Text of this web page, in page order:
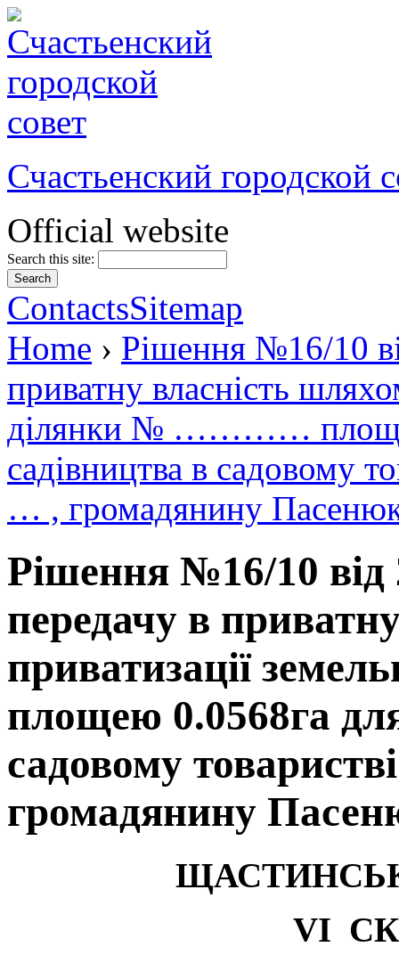
Счастьенский городской
Official website
Search this site:
ContactsSitemap
Home › Рішення №16/10
приватну власність
ділянки № …………
садівництва в садовому
… , громадянину
Рішення №16/10
передачу в
приватизації
площею 0.0568га
садовому
громадянину
VІ